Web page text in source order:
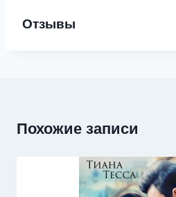
Отзывы
Похожие записи